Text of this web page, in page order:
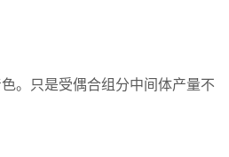
。只是受偶合组分中间体产量不